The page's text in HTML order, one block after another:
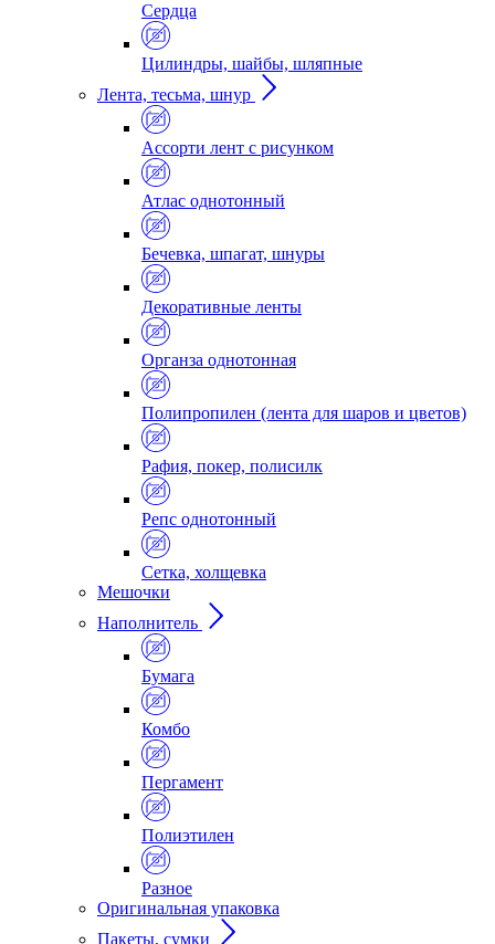
Сердца
Цилиндры, шайбы, шляпные
Лента, тесьма, шнур
Ассорти лент с рисунком
Атлас однотонный
Бечевка, шпагат, шнуры
Декоративные ленты
Органза однотонная
Полипропилен (лента для шаров и цветов)
Рафия, покер, полисилк
Репс однотонный
Сетка, холщевка
Мешочки
Наполнитель
Бумага
Комбо
Пергамент
Полиэтилен
Разное
Оригинальная упаковка
Пакеты, сумки